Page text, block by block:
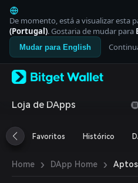
English
日本語
Tiếng Việt
Русский
Español (Latinoamérica)
Italiano
Deutsch
繁體中文
Português (Portugal)
ภาษาไทย
العربية
De momento, está a visualizar esta
(Portugal). Gostaria de mudar para
Mudar para English
Loja de DApps
Favoritos Histórico
Home › DApp Home ›